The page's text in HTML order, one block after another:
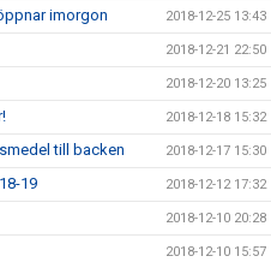
imorgon 2018-12-25 13:43
2018-12-21 22:50
2018-12-20 13:25
2018-12-18 15:32
till backen 2018-12-17 15:30
19 2018-12-12 17:32
2018-12-10 20:28
2018-12-10 15:57